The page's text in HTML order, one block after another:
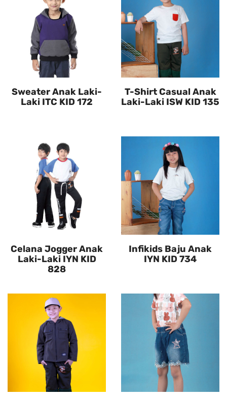
Sweater Anak Laki-
Laki ITC KID 172
T-Shirt Casual Anak
Laki-Laki ISW KID 135
Celana Jogger Anak
Laki-Laki IYN KID
828
Infikids Baju Anak
IYN KID 734